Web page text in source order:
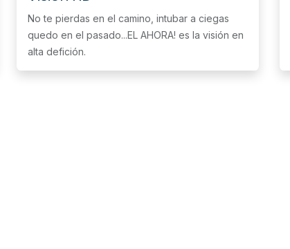
No te pierdas en el camino, intubar a ciegas
quedo en el pasado...EL AHORA! es la visión en
alta defición.